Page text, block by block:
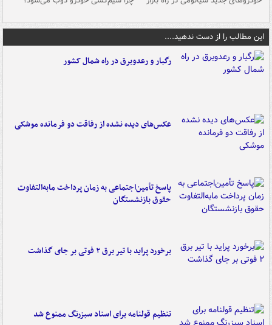
این مطالب را از دست ندهید....
رگبار و رعدوبرق در راه شمال کشور
عکس‌های دیده نشده از رفاقت دو فرمانده‌ موشکی
پاسخ تأمین‌اجتماعی به زمان پرداخت مابه‌التفاوت
حقوق بازنشستگان
برخورد پراید با تیر برق ۲ فوتی بر جای گذاشت
تنظیم قولنامه برای اسناد سبزرنگ ممنوع شد